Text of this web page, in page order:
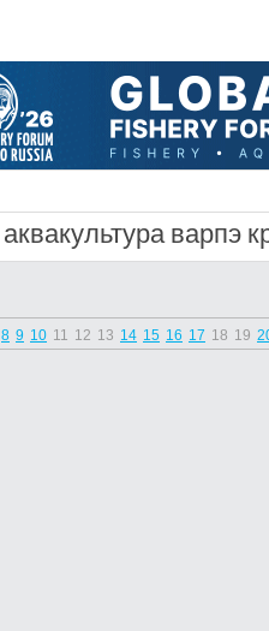
аквакультура варпэ
8 9 10 11 12 13 14 15 16 17 18 19